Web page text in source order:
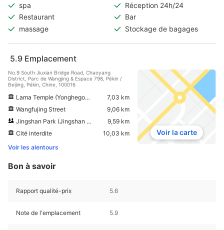
spa
Réception 24h/24
Restaurant
Bar
massage
Stockage de bagages
5.9 Emplacement
No.9 South Jiuxian Bridge Road, Chaoyang
District, Parc de Wangjing & Espace 798, Pékin /
Beijing, Pékin, Chine, 100016
Lama Temple (Yonghegong)
7,03 km
Wangfujing Street
9,06 km
Jingshan Park (Jingshan Gongyuan)
9,59 km
Cité interdite
10,03 km
Voir les alentours
Voir la carte
Bon à savoir
Rapport qualité-prix 5.6
Note de l'emplacement 5.9